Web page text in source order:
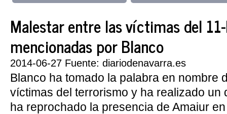
Malestar entre las víctimas del
mencionadas por Blanco
2014-06-27 Fuente: diariodenavarra.es
Blanco ha tomado la palabra en nombre
víctimas del terrorismo y ha realizado un
ha reprochado la presencia de Amaiur